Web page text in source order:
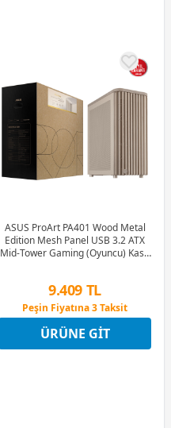
ASUS ProArt PA401 Wood Metal
Edition Mesh Panel USB 3.2 ATX
Mid-Tower Gaming (Oyuncu) Kasa
9.409 TL
Peşin Fiyatına 3 Taksit
12 Ay x 1.107 TL taksitle
Peşin Fiyatına 3 Taksit
ÜRÜNE GIT